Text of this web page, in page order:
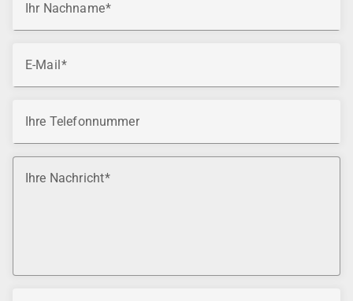
Ihr Nachname
E-Mail
Ihre Telefonnummer
Ihre Nachricht